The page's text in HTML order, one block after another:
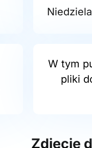
Niedziela
W tym
pliki
Zdjęcie